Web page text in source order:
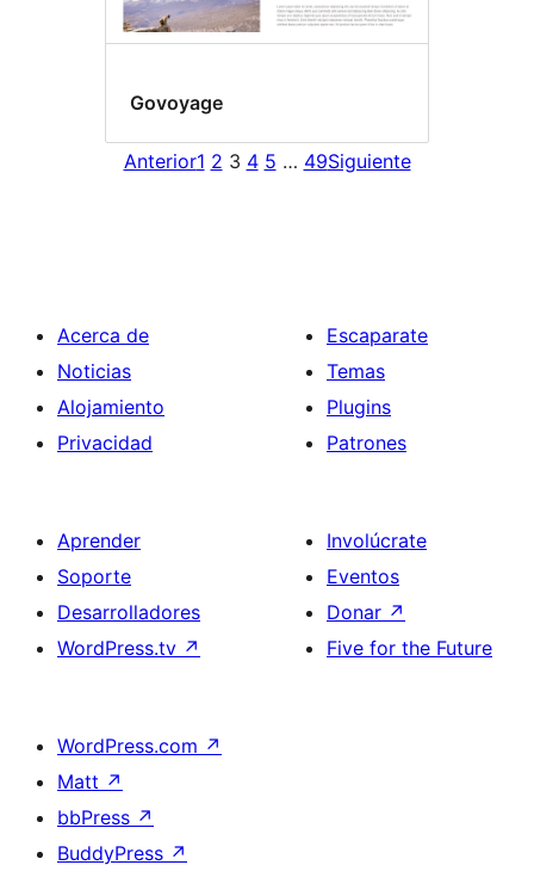
Govoyage
Anterior1 2 3 4 5 … 49Siguiente
Acerca de
Noticias
Alojamiento
Privacidad
Escaparate
Temas
Plugins
Patrones
Aprender
Soporte
Desarrolladores
WordPress.tv ↗
Involúcrate
Eventos
Donar ↗
Five for the Future
WordPress.com ↗
Matt ↗
bbPress ↗
BuddyPress ↗